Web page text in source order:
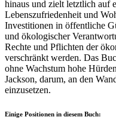
hinaus und zielt letztlich auf
Lebenszufriedenheit und
Investitionen in öffentliche
und ökologischer
Rechte und Pflichten der
verschränkt werden. Das
ohne Wachstum hohe
Jackson, darum, an den
einzusetzen.
Einige Positionen in diesem Buch: